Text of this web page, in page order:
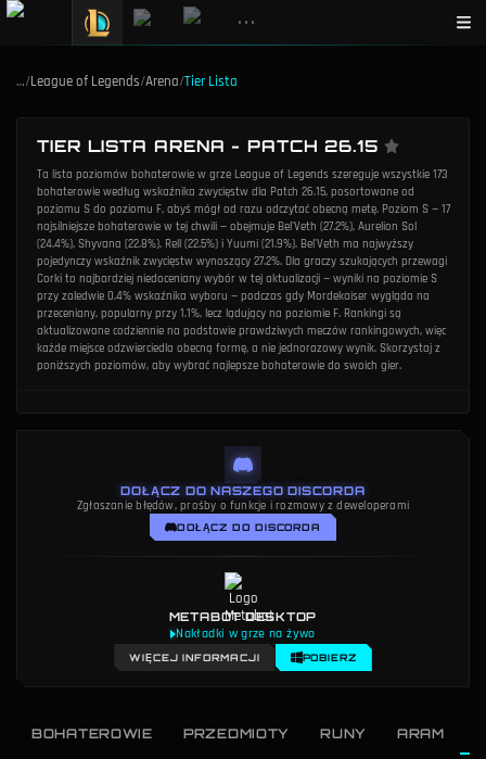
•••
…/League of Legends/Arena/Tier Lista
TIER LISTA ARENA - PATCH 26.15
Ta lista poziomów bohaterowie w grze League of Legends szereguje wszystkie 173
bohaterowie według wskaźnika zwycięstw dla Patch 26.15, posortowane od
poziomu S do poziomu F, abyś mógł od razu odczytać obecną metę. Poziom S — 17
najsilniejsze bohaterowie w tej chwili — obejmuje Bel'Veth (27.2%), Aurelion Sol
(24.4%), Shyvana (22.8%), Rell (22.5%) i Yuumi (21.9%). Bel'Veth ma najwyższy
pojedynczy wskaźnik zwycięstw wynoszący 27.2%. Dla graczy szukających przewagi
Corki to najbardziej niedoceniany wybór w tej aktualizacji — wyniki na poziomie S
przy zaledwie 0.4% wskaźnika wyboru — podczas gdy Mordekaiser wygląda na
przeceniany, popularny przy 1.1%, lecz lądujący na poziomie F. Rankingi są
aktualizowane codziennie na podstawie prawdziwych meczów rankingowych, więc
każde miejsce odzwierciedla obecną formę, a nie jednorazowy wynik. Skorzystaj z
poniższych poziomów, aby wybrać najlepsze bohaterowie do swoich gier.
DOŁĄCZ DO NASZEGO DISCORDA
Zgłaszanie błędów, prośby o funkcje i rozmowy z deweloperami
DOŁĄCZ DO DISCORDA
METABOT DESKTOP
Nakładki w grze na żywo
WIĘCEJ INFORMACJI POBIERZ
BOHATEROWIE PRZEDMIOTY RUNY ARAM